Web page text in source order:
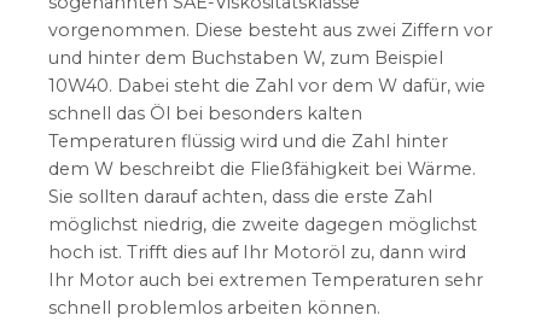
vorgenommen. Diese besteht aus zwei Ziffern vor
und hinter dem Buchstaben W, zum Beispiel
10W40. Dabei steht die Zahl vor dem W dafür, wie
schnell das Öl bei besonders kalten
Temperaturen flüssig wird und die Zahl hinter
dem W beschreibt die Fließfähigkeit bei Wärme.
Sie sollten darauf achten, dass die erste Zahl
möglichst niedrig, die zweite dagegen möglichst
hoch ist. Trifft dies auf Ihr Motoröl zu, dann wird
Ihr Motor auch bei extremen Temperaturen sehr
schnell problemlos arbeiten können.